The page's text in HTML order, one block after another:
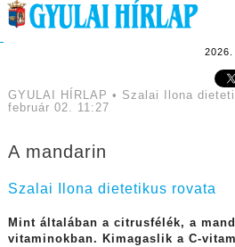
GYULAI HÍRLAP • Szalai Ilona
február 02. 11:27
A mandarin
Szalai Ilona dietetikus rovata
Mint általában a citrusfélék, a
vitaminokban. Kimagaslik a C-